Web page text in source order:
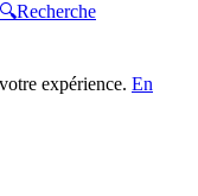
🔍Recherche
expérience. En